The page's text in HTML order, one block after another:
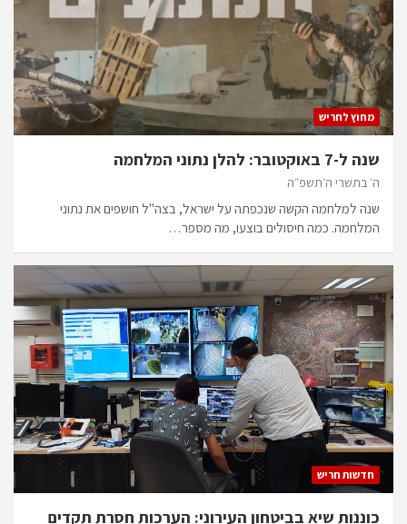
מחוץ לחריש
שנה ל-7 באוקטובר: להלן נתוני המלחמה
ה׳ בתשרי ה׳תשפ״ה
שנה למלחמה הקשה שנכפתה על ישראל, בצה"ל חושפים את נתוני
המלחמה. כמה חיסולים בוצעו, מה מספר…
חדשות חריש
כוננות שיא בביטחון העירוני: הערכות חסרת תקדים